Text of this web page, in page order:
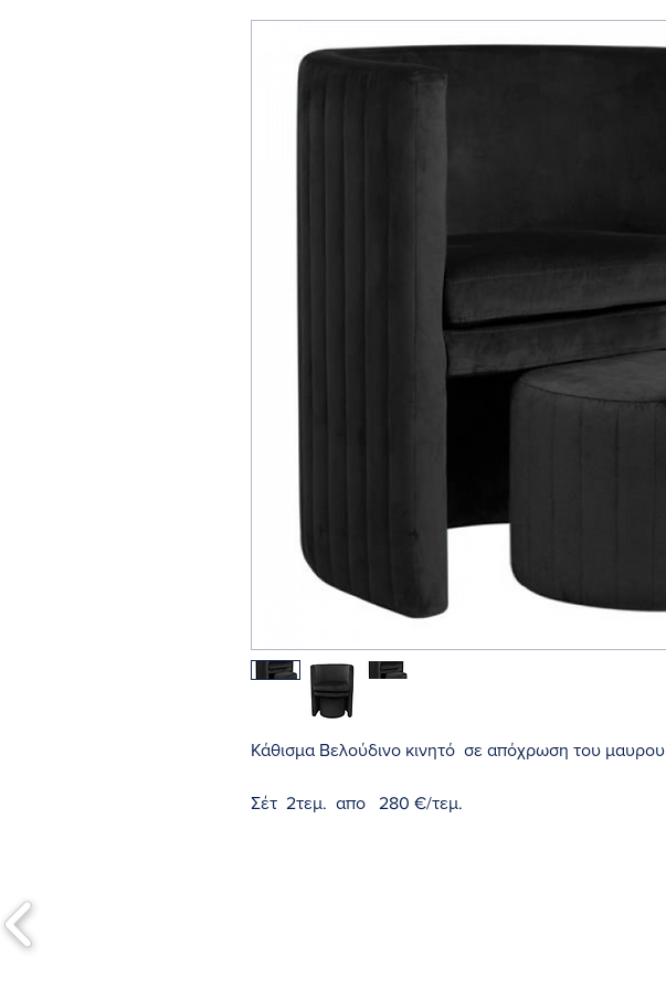
Κάθισμα Βελούδινο κινητό σε απόχρωση του μαυρου
Σέτ 2τεμ. απο 280 €/τεμ.